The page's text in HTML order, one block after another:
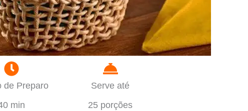
de Preparo
min
Serve até
25 porções